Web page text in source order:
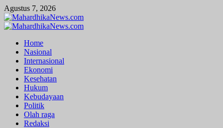
Skip
to
content
Agustus 7, 2026
Primary
Home
Nasional
Internasional
Ekonomi
Kesehatan
Hukum
Kebudayaan
Politik
Olah raga
Redaksi